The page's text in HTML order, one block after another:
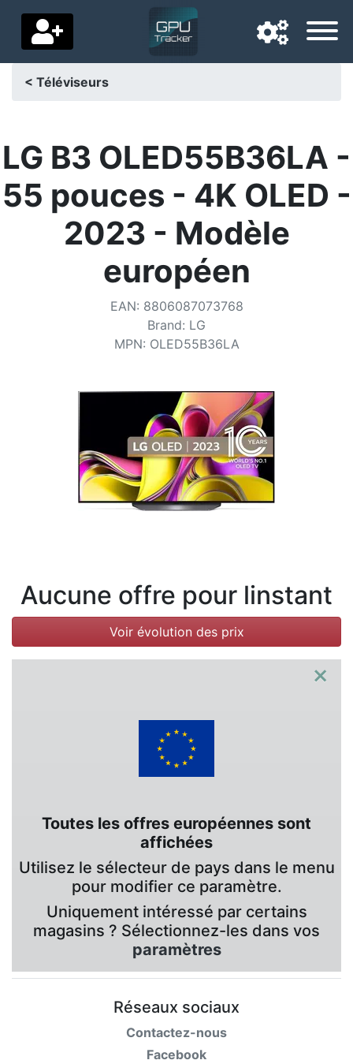
Pays de livraison
Accueil
Baisses de prix
Paramètres
Soutenez-nous
Catégories
< Téléviseurs
LG B3 OLED55B36LA -
55 pouces - 4K OLED -
2023 - Modèle
européen
EAN: 8806087073768
Brand: LG
MPN: OLED55B36LA
Aucune offre pour linstant
Voir évolution des prix
×
Toutes les offres européennes sont
affichées
Utilisez le sélecteur de pays dans le menu
pour modifier ce paramètre.
Uniquement intéressé par certains
magasins ? Sélectionnez-les dans vos
paramètres
Réseaux sociaux
Contactez-nous
Facebook